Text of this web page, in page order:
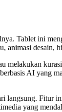
Tablet ini
desain,
melakukan
AI yang
Fitur
yang